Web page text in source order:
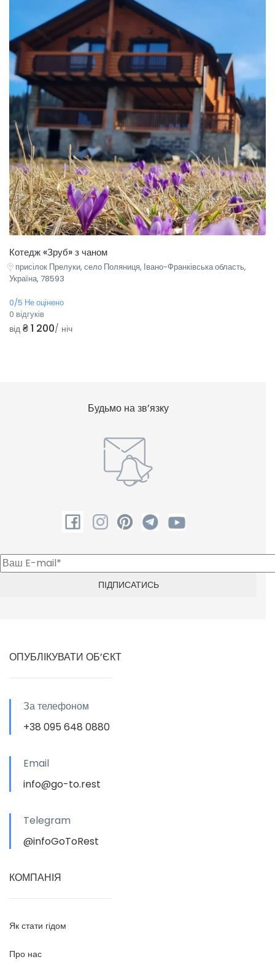
Котедж «Зруб» з чаном
присілок Прелуки, село Поляниця, Івано-Франківська область,
Україна, 78593
0/5 Не оцінено
0 відгуків
від ₴ 1 200/ ніч
Будьмо на зв’язку
ОПУБЛІКУВАТИ ОБ’ЄКТ
За телефоном
+38 095 648 0880
Email
info@go-to.rest
Telegram
@infoGoToRest
КОМПАНІЯ
Як стати гідом
Про нас